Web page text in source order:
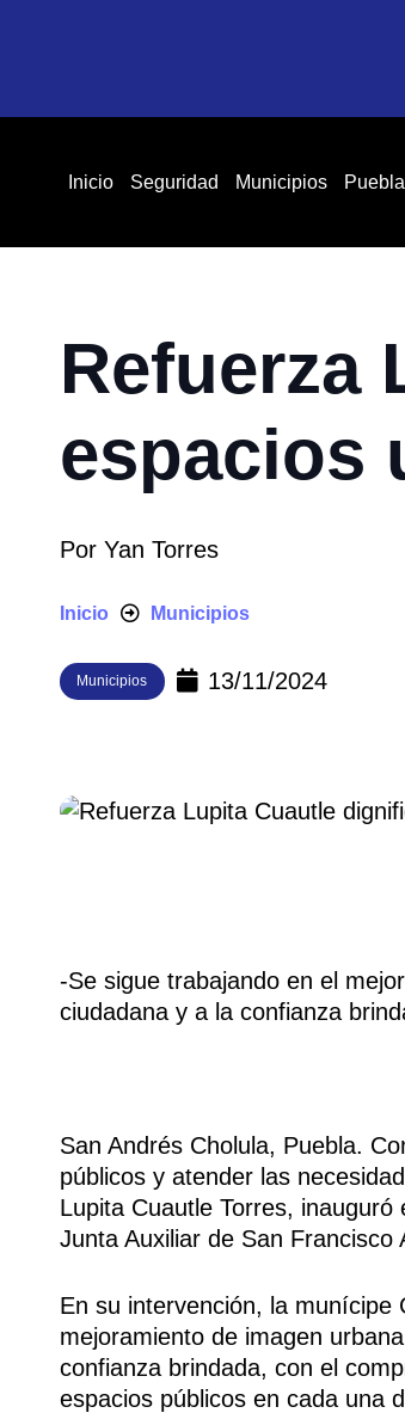
Inicio Seguridad Municipios Puebla
Refuerza
espacios
Por Yan Torres
Inicio Municipios
Municipios 13/11/2024
-Se sigue trabajando en el
ciudadana y a la confianza
San Andrés Cholula, Puebla.
públicos y atender las
Lupita Cuautle Torres, inauguró
Junta Auxiliar de San Francisco
En su intervención, la munícipe
mejoramiento de imagen
confianza brindada, con el
espacios públicos en cada una